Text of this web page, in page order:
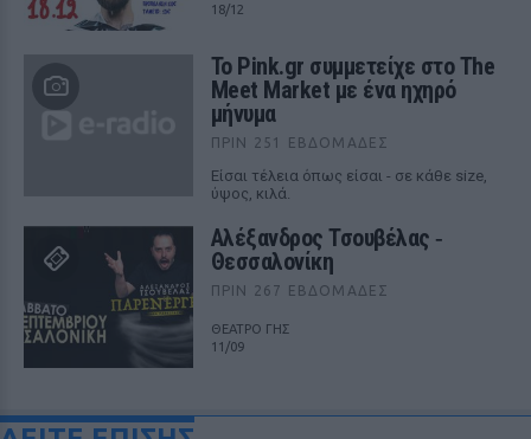
18/12
Το Pink.gr συμμετείχε στο The
Meet Market με ένα ηχηρό
μήνυμα
ΠΡΙΝ 251 ΕΒΔΟΜΆΔΕΣ
Είσαι τέλεια όπως είσαι - σε κάθε size,
ύψος, κιλά.
Αλέξανδρος Τσουβέλας ‑
Θεσσαλονίκη
ΠΡΙΝ 267 ΕΒΔΟΜΆΔΕΣ
ΘΕΑΤΡΟ ΓΗΣ
11/09